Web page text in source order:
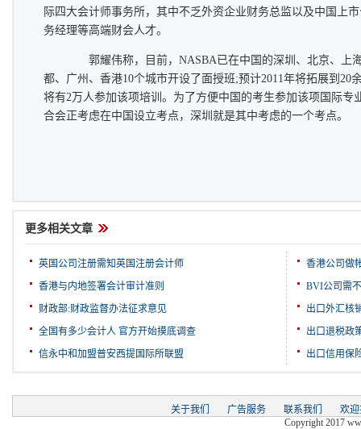
际四大会计师事务所，其中不乏外资企业财务总监以及中国上
务经理等高端财会人才。
郭耀伟称，目前，NASBA已在中国的深圳、北京、上
都、广州、香港10个城市开设了面授班;预计2011年将拓展到20
将有2万人参加该项培训。为了方便中国的考生参加该项国际专
合会正考虑在中国设立考点，深圳就是其中考虑的一个考点。
更多相关文章
英国公司注册需知英国注册会计师
香港与内地签署会计审计准则
财政部:财政监督办法征求意见
全国有多少会计人 官方开始摸底调查
信永中和加盟普安西提国际所联盟
香港公司做
BVI公司需
出口外汇核
出口退税政
出口信用保
关于我们 广告服务 联系我们
欢
Copyright 2017